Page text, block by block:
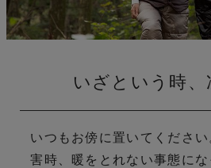
いざという時、
いつもお傍に置いてください
害時、暖をとれない事態に